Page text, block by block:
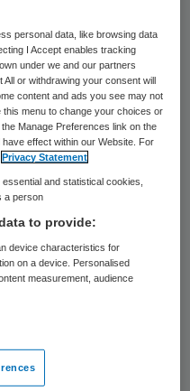
wet in de
uitgesteld.
om uitstel
tijd nodig voor het
en de
van het
Zorg.
wetsvoorstel
1 juni behandeld
op 1 juni de
personal data, like browsing data
I Accept enables tracking
under we and our partners
or withdrawing your consent will
content and ads you see may not
menu to change your choices or
Manage Preferences link on the
effect within our Website. For
Privacy Statement
and statistical cookies,
a person
to provide:
device characteristics for
on a device. Personalised
measurement, audience